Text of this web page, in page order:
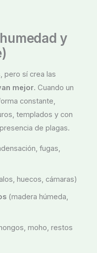
y
pero sí crea las
mejor. Cuando un
constante,
templados y con
de plagas.
fugas,
huecos, cámaras)
(madera húmeda,
moho, restos